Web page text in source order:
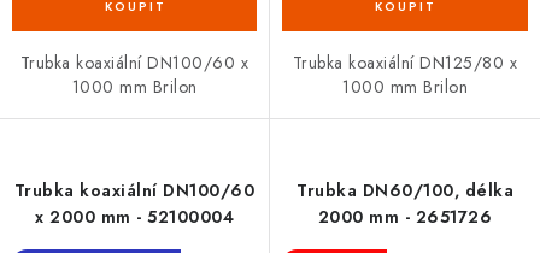
Trubka koaxiální DN100/60 x
1000 mm Brilon
Trubka koaxiální DN125/80 x
1000 mm Brilon
Trubka koaxiální DN100/60
x 2000 mm - 52100004
Trubka DN60/100, délka
2000 mm - 2651726